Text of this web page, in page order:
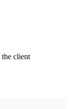
client